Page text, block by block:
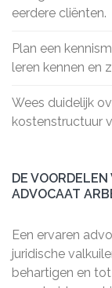
eerdere cliënten.
Plan een
leren kennen en
Wees duidelijk
kostenstructuur
DE
ADVOCAAT
Een ervaren
juridische
behartigen en